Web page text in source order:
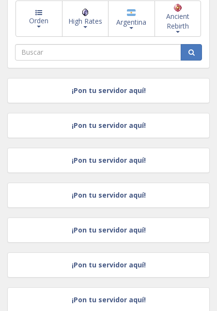
Orden High Rates Argentina
Ancient
Rebirth
¡Pon tu servidor aquí!
¡Pon tu servidor aquí!
¡Pon tu servidor aquí!
¡Pon tu servidor aquí!
¡Pon tu servidor aquí!
¡Pon tu servidor aquí!
¡Pon tu servidor aquí!